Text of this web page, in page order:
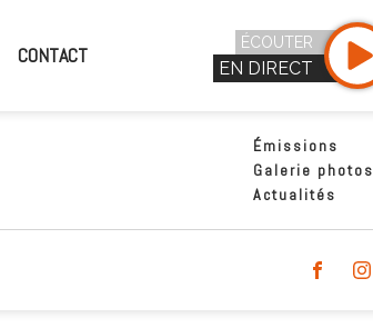
CONTACT
ÉCOUTER
EN DIRECT
Émissions
Galerie photos
Actualités